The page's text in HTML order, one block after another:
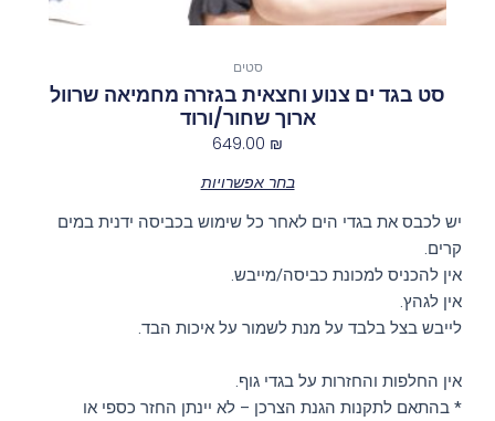
סטים
סט בגד ים צנוע וחצאית בגזרה מחמיאה שרוול
ארוך שחור/ורוד
649.00 ₪
בחר אפשרויות
יש לכבס את בגדי הים לאחר כל שימוש בכביסה ידנית במים
קרים.
אין להכניס למכונת כביסה/מייבש.
אין לגהץ.
לייבש בצל בלבד על מנת לשמור על איכות הבד.
אין החלפות והחזרות על בגדי גוף.
* בהתאם לתקנות הגנת הצרכן – לא יינתן החזר כספי או